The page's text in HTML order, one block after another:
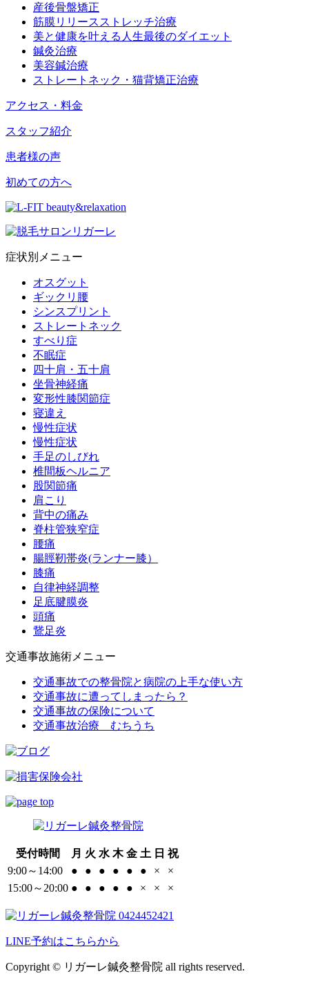
産後骨盤矯正
筋膜リリースストレッチ治療
美と健康を叶える人生最後のダイエット
鍼灸治療
美容鍼治療
ストレートネック・猫背矯正治療
アクセス・料金
スタッフ紹介
患者様の声
初めての方へ
症状別メニュー
オスグット
ギックリ腰
シンスプリント
ストレートネック
すべり症
不眠症
四十肩・五十肩
坐骨神経痛
変形性膝関節症
寝違え
慢性症状
慢性症状
手足のしびれ
椎間板ヘルニア
股関節痛
肩こり
背中の痛み
脊柱管狭窄症
腰痛
腸脛靭帯炎(ランナー膝）
膝痛
自律神経調整
足底腱膜炎
頭痛
鵞足炎
交通事故施術メニュー
交通事故での整骨院と病院の上手な使い方
交通事故に遭ってしまったら？
交通事故の保険について
交通事故治療 むちうち
受付時間 月 火 水 木 金 土 日 祝
9:00～14:00
● ● ● ● ● ● ×
×
15:00～20:00 ● ● ● ● ● × × ×
LINE予約はこちらから
Copyright © リガーレ鍼灸整骨院 all rights reserved.